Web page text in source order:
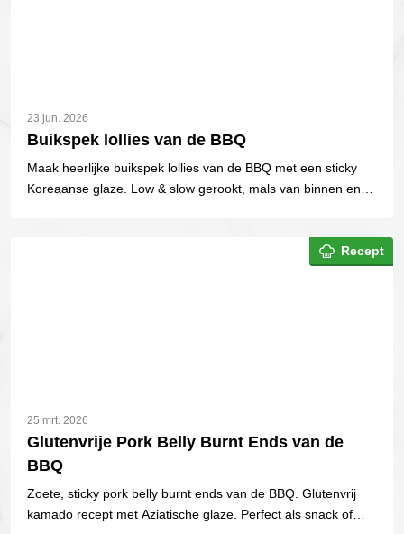
23 jun. 2026
Buikspek lollies van de BBQ
Maak heerlijke buikspek lollies van de BBQ met een sticky
Koreaanse glaze. Low & slow gerookt, mals van binnen en
Recept
25 mrt. 2026
Glutenvrije Pork Belly Burnt Ends van de
BBQ
Zoete, sticky pork belly burnt ends van de BBQ. Glutenvrij
kamado recept met Aziatische glaze. Perfect als snack of